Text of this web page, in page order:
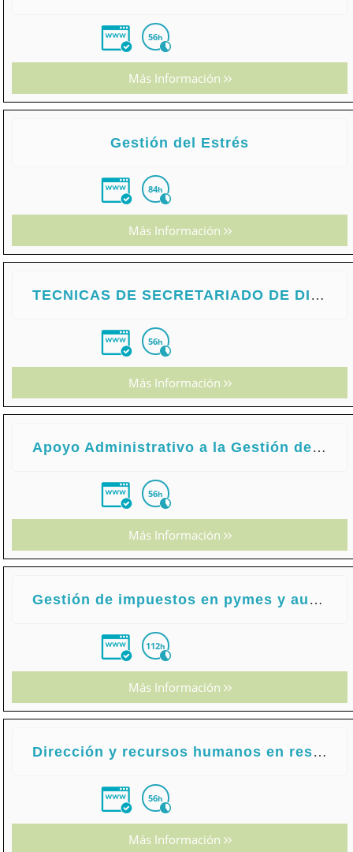
56h
Más Información
Gestión del Estrés
84h
Más Información
TECNICAS DE SECRETARIADO DE DIRECCION
56h
Más Información
Apoyo Administrativo a la Gestión de Recursos Humanos
56h
Más Información
Gestión de impuestos en pymes y autónomos
112h
Más Información
Dirección y recursos humanos en restauración
56h
Más Información